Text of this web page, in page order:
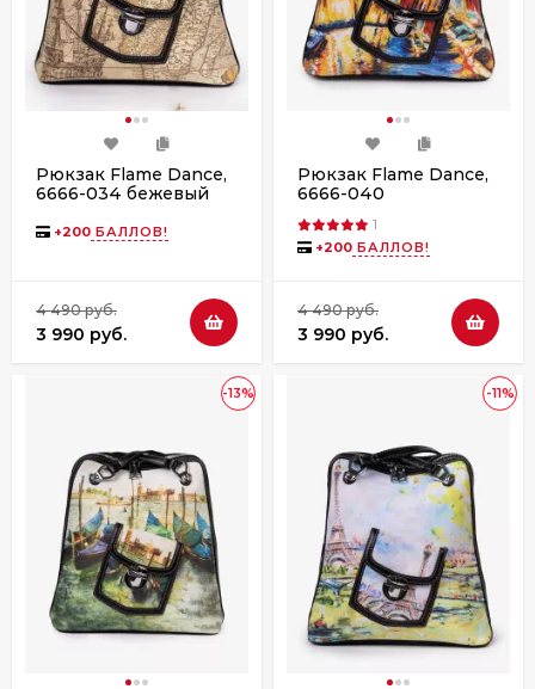
Рюкзак Flame Dance,
6666-034 бежевый
+200 БАЛЛОВ!
4 490 руб.
3 990 руб.
Рюкзак Flame Dance,
6666-040
1
+200 БАЛЛОВ!
4 490 руб.
3 990 руб.
-13% -11%